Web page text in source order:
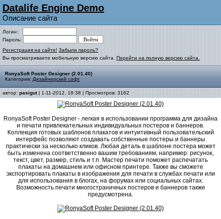
Datalife Engine Demo
Описание сайта
Логин:
Пароль:
Регистрация на сайте! Забыли пароль?
Вы просматриваете мобильную версию сайта. Перейти на полную версию сайта.
RonyaSoft Poster Designer (2.01.40)
Категория: Дизайнерский софт
автор: pasigut| 1-11-2012, 18:38 | Просмотров: 3162
RonyaSoft Poster Designer - легкая в использовании программа для дизайна
и печати привлекательных индивидуальных постеров и баннеров.
Коллекция готовых шаблонов плакатов и интуитивный пользовательский
интерфейс позволяют создавать собственные постеры и баннеры
практически за несколько кликов. Любая деталь в шаблоне постера может
быть изменена соответственно вашим требованиям, например: рисунок,
текст, цвет, размер, стиль и т.п. Мастер печати поможет распечатать
плакаты на домашнем или офисном принтере. Также вы сможете
экспортировать плакаты в изображения для печати в службах печати или
для использования в блогах, на форумах или социальных сайтах.
Возможность печати многостраничных постеров и баннеров также
предусмотрена.